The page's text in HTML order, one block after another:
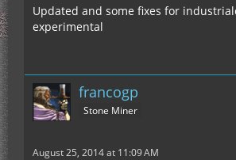
Updated and some fixes for
experimental
francogp
Stone Miner
August 25, 2014 at 11:09 AM